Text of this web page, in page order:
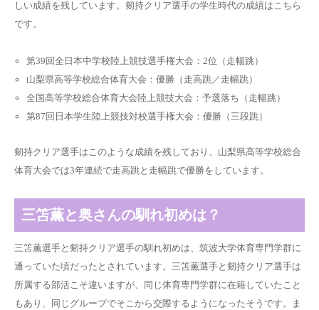
しい成績を残しています。剱持クリア選手の学生時代の成績はこちら
です。
第39回全日本中学校陸上競技選手権大会：2位（走幅跳）
山梨県高等学校総合体育大会：優勝（走高跳／走幅跳）
全国高等学校総合体育大会陸上競技大会：予選落ち（走幅跳）
第87回日本学生陸上競技対校選手権大会：優勝（三段跳）
剱持クリア選手はこのような成績を残しており、山梨県高等学校総合
体育大会では3年連続で走高跳と走幅跳で優勝をしています。
三笘薫と奥さんの馴れ初めは？
三笘薫選手と剱持クリア選手の馴れ初めは、筑波大学体育専門学群に
通っていた頃だったとされています。三笘薫選手と剱持クリア選手は
所属する部活こそ違いますが、同じ体育専門学群に在籍していたこと
もあり、同じグループでそこから交際するようになったそうです。ま